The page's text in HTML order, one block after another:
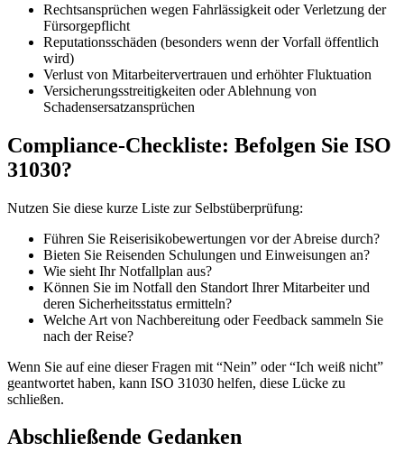
Rechtsansprüchen wegen Fahrlässigkeit oder Verletzung der
Fürsorgepflicht
Reputationsschäden (besonders wenn der Vorfall öffentlich
wird)
Verlust von Mitarbeitervertrauen und erhöhter Fluktuation
Versicherungsstreitigkeiten oder Ablehnung von
Schadensersatzansprüchen
Compliance-Checkliste: Befolgen Sie ISO
31030?
Nutzen Sie diese kurze Liste zur Selbstüberprüfung:
Führen Sie Reiserisikobewertungen vor der Abreise durch?
Bieten Sie Reisenden Schulungen und Einweisungen an?
Wie sieht Ihr Notfallplan aus?
Können Sie im Notfall den Standort Ihrer Mitarbeiter und
deren Sicherheitsstatus ermitteln?
Welche Art von Nachbereitung oder Feedback sammeln Sie
nach der Reise?
Wenn Sie auf eine dieser Fragen mit “Nein” oder “Ich weiß nicht”
geantwortet haben, kann ISO 31030 helfen, diese Lücke zu
schließen.
Abschließende Gedanken